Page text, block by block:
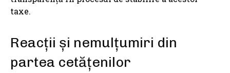
taxe.
Reacții și nemulțumiri din
partea cetățenilor